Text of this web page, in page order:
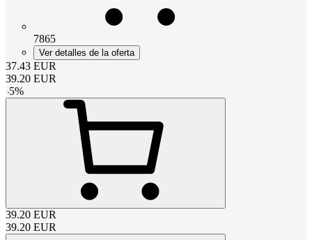
7865
Ver detalles de la oferta
37.43 EUR
39.20 EUR
-5%
39.20 EUR
39.20 EUR